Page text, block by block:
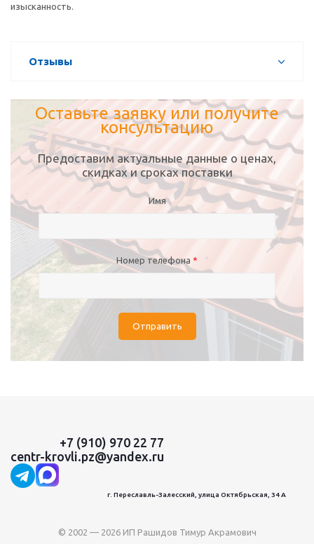
изысканность.
Отзывы
Оставьте заявку или получите
консультацию
Предоставим актуальные данные о ценах,
скидках и сроках поставки
Имя
Номер телефона *
Отправить
+7 (910) 970 22 77
centr-krovli.pz@yandex.ru
г. Переславль-Залесский, улица Октябрьская, 34 А
© 2002 — 2026 ИП Рашидов Тимур Акрамович